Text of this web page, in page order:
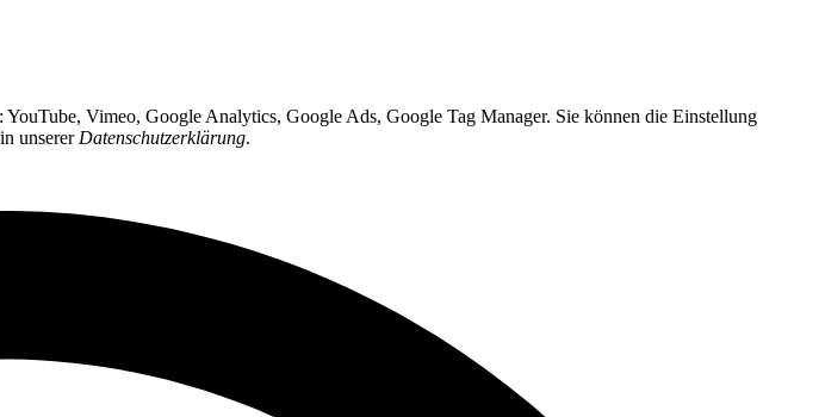
Vimeo, Google Analytics, Google Ads, Google Tag Manager. Sie können die Einstellung
unserer Datenschutzerklärung.